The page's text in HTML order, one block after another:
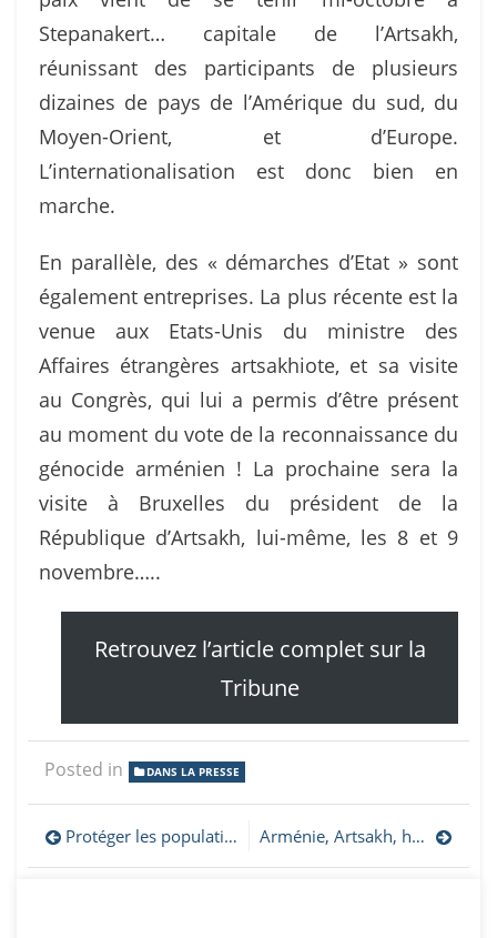
Stepanakert… capitale de l’Artsakh,
réunissant des participants de plusieurs
dizaines de pays de l’Amérique du sud, du
Moyen-Orient, et d’Europe.
L’internationalisation est donc bien en
marche.
En parallèle, des « démarches d’Etat » sont
également entreprises. La plus récente est la
venue aux Etats-Unis du ministre des
Affaires étrangères artsakhiote, et sa visite
au Congrès, qui lui a permis d’être présent
au moment du vote de la reconnaissance du
génocide arménien ! La prochaine sera la
visite à Bruxelles du président de la
République d’Artsakh, lui-même, les 8 et 9
novembre…..
Retrouvez l’article complet sur la
Tribune
Posted in DANS LA PRESSE
Navigation
de
Protéger les populations du Haut-Karabagh pour bâtir la paix dans le Caucase du Sud Arménie, Artsakh, héritage miné de l’URSS